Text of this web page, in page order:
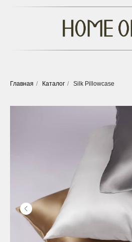
Главная / Каталог / Silk Pillowcase